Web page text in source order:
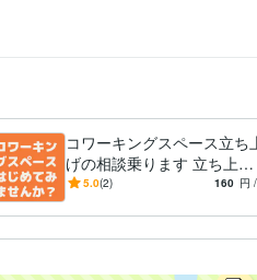
コワーキングスペース立ち
げの相談乗ります 立ち上げ
事業譲渡経験あるコワーキ
5.0(2) 160 円